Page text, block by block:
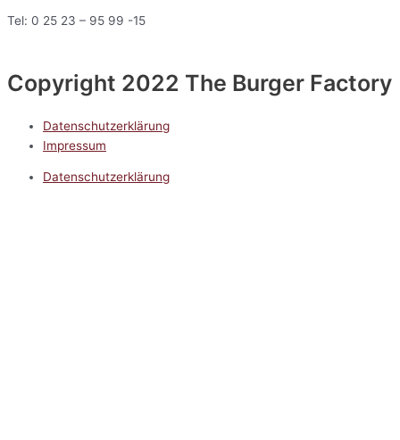
Tel: 0 25 23 – 95 99 -15
Copyright 2022 The Burger Factory
Datenschutzerklärung
Impressum
Datenschutzerklärung